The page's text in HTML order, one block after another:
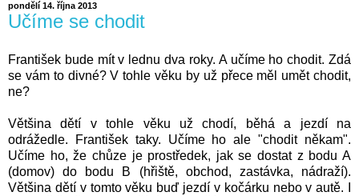
pondělí 14. října 2013
Učíme se chodit
František bude mít v lednu dva roky. A učíme ho chodit. Zdá
se vám to divné? V tohle věku by už přece měl umět chodit,
ne?
Většina dětí v tohle věku už chodí, běhá a jezdí na
odrážedle. František taky. Učíme ho ale "chodit někam".
Učíme ho, že chůze je prostředek, jak se dostat z bodu A
(domov) do bodu B (hřiště, obchod, zastávka, nádraží).
Většina dětí v tomto věku buď jezdí v kočárku nebo v autě. I